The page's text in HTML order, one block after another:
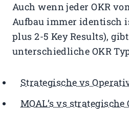
Auch wenn jeder OKR
Aufbau immer identisch
plus 2-5 Key Results),
unterschiedliche OKR
Strategische vs
MOAL’s vs strategische